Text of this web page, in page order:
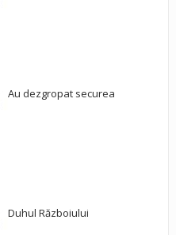
Au dezgropat securea
Duhul Războiului